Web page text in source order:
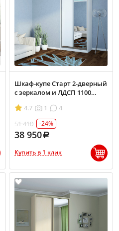
Шкаф-купе Старт 2-дверный
с зеркалом и ЛДСП 1100
4.7 1
4
51 410
-24%
38 950
Купить в 1 клик